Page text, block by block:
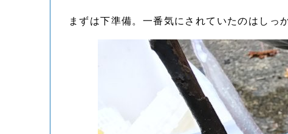
まずは下準備。一番気にされていたのはしっ